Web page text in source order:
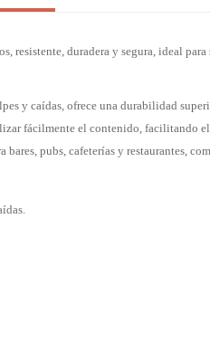
resistente, duradera y segura, ideal
y caídas, ofrece una durabilidad
fácilmente el contenido, facilitando
bares, pubs, cafeterías y restaurantes,